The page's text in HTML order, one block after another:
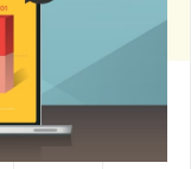
レタッチ